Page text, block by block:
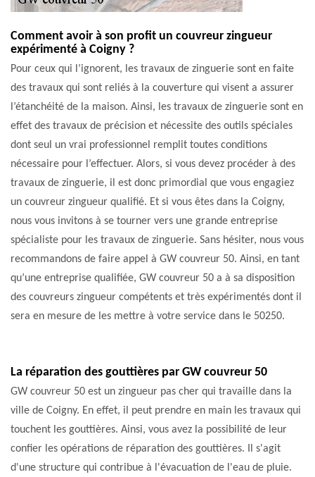
Comment avoir à son profit un couvreur zingueur
expérimenté à Coigny ?
Pour ceux qui l’ignorent, les travaux de zinguerie sont en faite
des travaux qui sont reliés à la couverture qui visent a assurer
l’étanchéité de la maison. Ainsi, les travaux de zinguerie sont en
effet des travaux de précision et nécessite des outils spéciales
dont seul un vrai professionnel remplit toutes conditions
nécessaire pour l’effectuer. Alors, si vous devez procéder à des
travaux de zinguerie, il est donc primordial que vous engagiez
un couvreur zingueur qualifié. Et si vous êtes dans la Coigny,
nous vous invitons à se tourner vers une grande entreprise
spécialiste pour les travaux de zinguerie. Sans hésiter, nous vous
recommandons de faire appel à GW couvreur 50. Ainsi, en tant
qu’une entreprise qualifiée, GW couvreur 50 a à sa disposition
des couvreurs zingueur compétents et très expérimentés dont il
sera en mesure de les mettre à votre service dans le 50250.
La réparation des gouttières par GW couvreur 50
GW couvreur 50 est un zingueur pas cher qui travaille dans la
ville de Coigny. En effet, il peut prendre en main les travaux qui
touchent les gouttières. Ainsi, vous avez la possibilité de leur
confier les opérations de réparation des gouttières. Il s'agit
d'une structure qui contribue à l'évacuation de l'eau de pluie.